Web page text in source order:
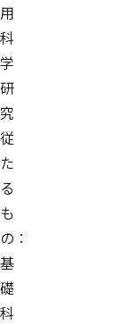
用
科
学
研
究
従
た
る
も
の：
基
礎
科